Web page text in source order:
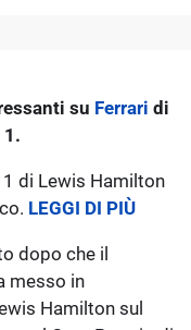
su Ferrari di
di Lewis Hamilton
LEGGI DI PIÙ
dopo che il
messo in
Hamilton sul